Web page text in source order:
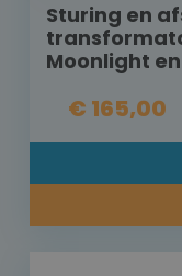
Sturing en
Moonlight
€ 165,00